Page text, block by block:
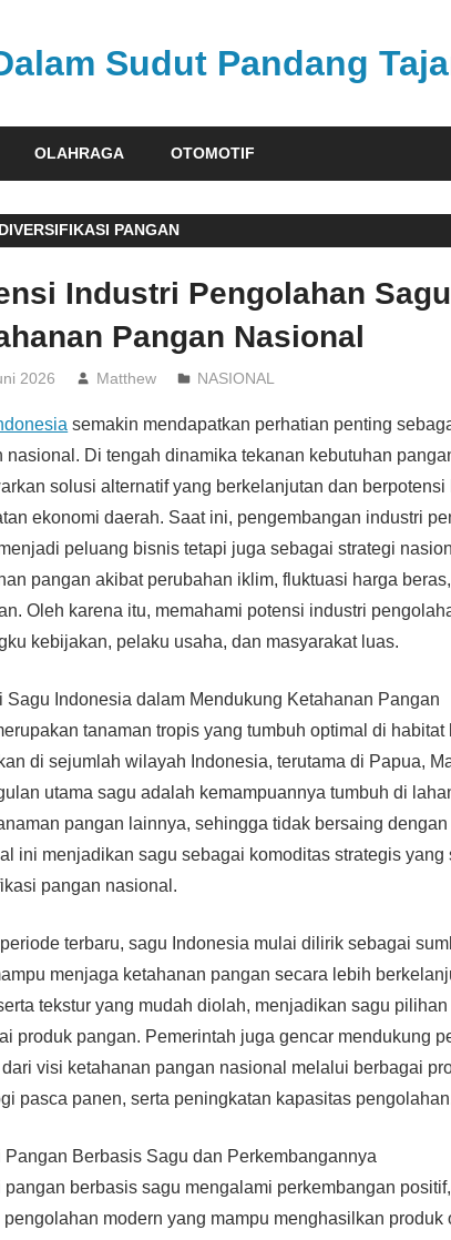
Sudut Pandang
OLAHRAGA OTOMOTIF
DIVERSIFIKASI PANGAN
Industri Pengolahan
Pangan Nasional
2026 Matthew NASIONAL
semakin mendapatkan perhatian penting
nasional. Di tengah dinamika tekanan kebutuhan
solusi alternatif yang berkelanjutan dan
ekonomi daerah. Saat ini, pengembangan industri
peluang bisnis tetapi juga sebagai strategi
pangan akibat perubahan iklim, fluktuasi harga
Oleh karena itu, memahami potensi industri
kebijakan, pelaku usaha, dan masyarakat luas.
Sagu Indonesia dalam Mendukung Ketahanan Pangan
tanaman tropis yang tumbuh optimal di
di sejumlah wilayah Indonesia, terutama di Papua,
utama sagu adalah kemampuannya tumbuh di
pangan lainnya, sehingga tidak bersaing
ini menjadikan sagu sebagai komoditas strategis
pangan nasional.
terbaru, sagu Indonesia mulai dilirik sebagai
menjaga ketahanan pangan secara lebih
tekstur yang mudah diolah, menjadikan sagu
produk pangan. Pemerintah juga gencar mendukung
visi ketahanan pangan nasional melalui berbagai
pasca panen, serta peningkatan kapasitas
Pangan Berbasis Sagu dan Perkembangannya
pangan berbasis sagu mengalami perkembangan
pengolahan modern yang mampu menghasilkan